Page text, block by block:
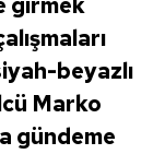
beyazlı
Marko
gündeme